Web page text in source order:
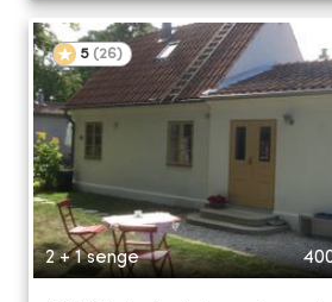
5 (26)
2 + 1 senge